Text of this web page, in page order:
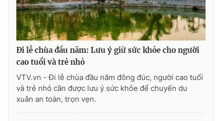
Đi lễ chùa đầu năm: Lưu ý giữ sức khỏe cho người
cao tuổi và trẻ nhỏ
VTV.vn - Đi lễ chùa đầu năm đông đúc, người cao tuổi
và trẻ nhỏ cần được lưu ý sức khỏe để chuyến du
xuân an toàn, trọn vẹn.